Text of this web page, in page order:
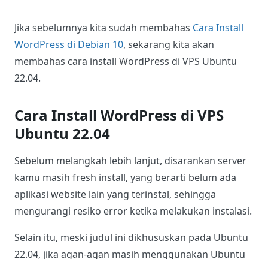
Jika sebelumnya kita sudah membahas Cara Install
WordPress di Debian 10, sekarang kita akan
membahas cara install WordPress di VPS Ubuntu
22.04.
Cara Install WordPress di VPS
Ubuntu 22.04
Sebelum melangkah lebih lanjut, disarankan server
kamu masih fresh install, yang berarti belum ada
aplikasi website lain yang terinstal, sehingga
mengurangi resiko error ketika melakukan instalasi.
Selain itu, meski judul ini dikhususkan pada Ubuntu
22.04, jika agan-agan masih menggunakan Ubuntu